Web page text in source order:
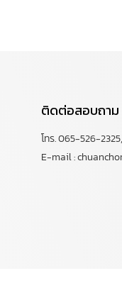
ติดต่อสอบถาม
โทร. 065-526-
E-mail :